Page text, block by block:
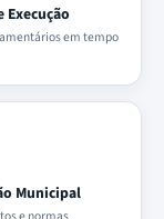
Execução
em tempo
Municipal